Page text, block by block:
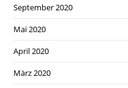
September 2020
Mai 2020
April 2020
März 2020